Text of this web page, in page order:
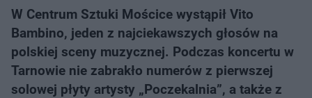
W Centrum Sztuki Mościce wystąpił Vito
Bambino, jeden z najciekawszych głosów na
polskiej sceny muzycznej. Podczas koncertu w
Tarnowie nie zabrakło numerów z pierwszej
solowej płyty artysty „Poczekalnia”, a także z